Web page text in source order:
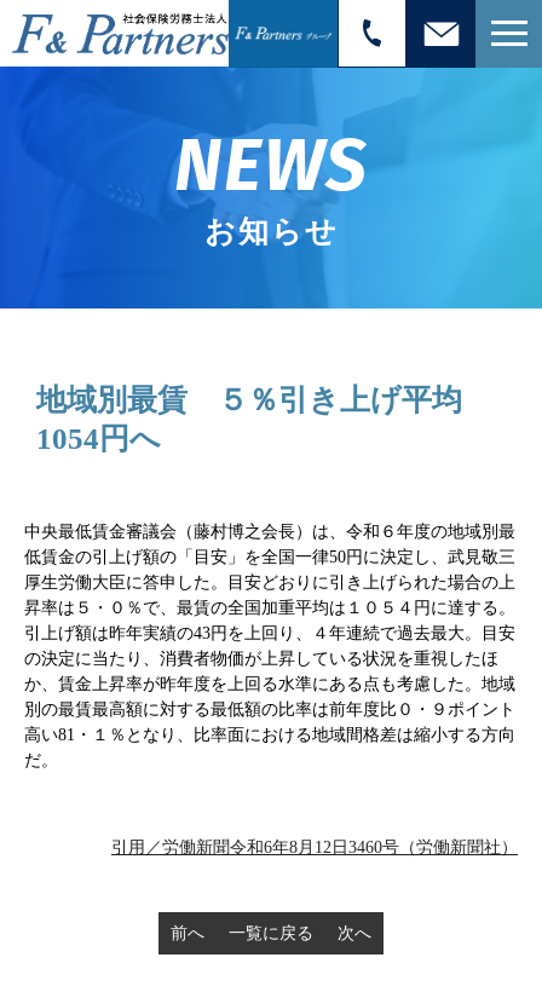
NEWS
お知らせ
地域別最賃 ５％引き上げ平均
1054円へ
中央最低賃金審議会（藤村博之会長）は、令和６年度の地域別最
低賃金の引上げ額の「目安」を全国一律50円に決定し、武見敬三
厚生労働大臣に答申した。目安どおりに引き上げられた場合の上
昇率は５・０％で、最賃の全国加重平均は１０５４円に達する。
引上げ額は昨年実績の43円を上回り、４年連続で過去最大。目安
の決定に当たり、消費者物価が上昇している状況を重視したほ
か、賃金上昇率が昨年度を上回る水準にある点も考慮した。地域
別の最賃最高額に対する最低額の比率は前年度比０・９ポイント
高い81・１％となり、比率面における地域間格差は縮小する方向
だ。
引用／労働新聞令和6年8月12日3460号（労働新聞社）
前へ 一覧に戻る 次へ